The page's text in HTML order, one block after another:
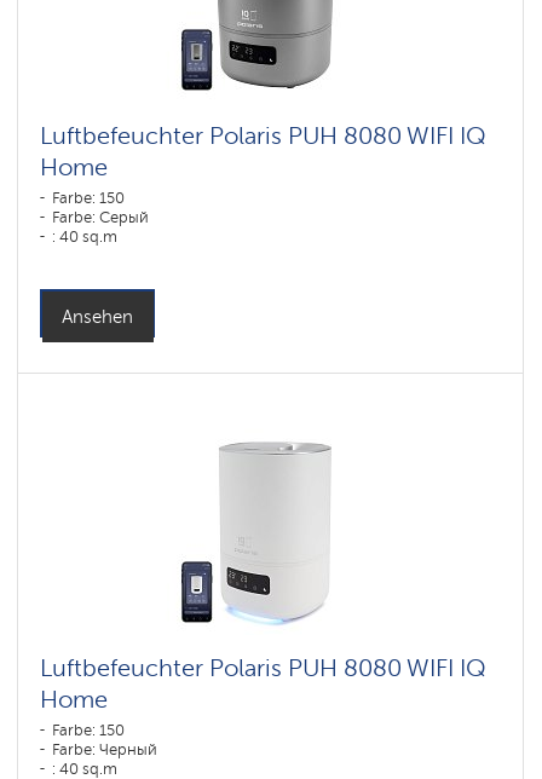
Luftbefeuchter Polaris PUH 8080 WIFI IQ
Home
Farbe: 150
Farbe: Серый
: 40 sq.m
Ansehen
Luftbefeuchter Polaris PUH 8080 WIFI IQ
Home
Farbe: 150
Farbe: Черный
: 40 sq.m